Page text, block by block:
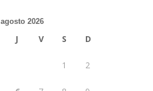
agosto 2026
J V S D
1 2